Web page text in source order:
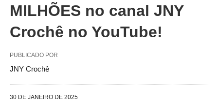
MILHÕES no canal JNY
Crochê no YouTube!
PUBLICADO POR
JNY Crochê
30 DE JANEIRO DE 2025